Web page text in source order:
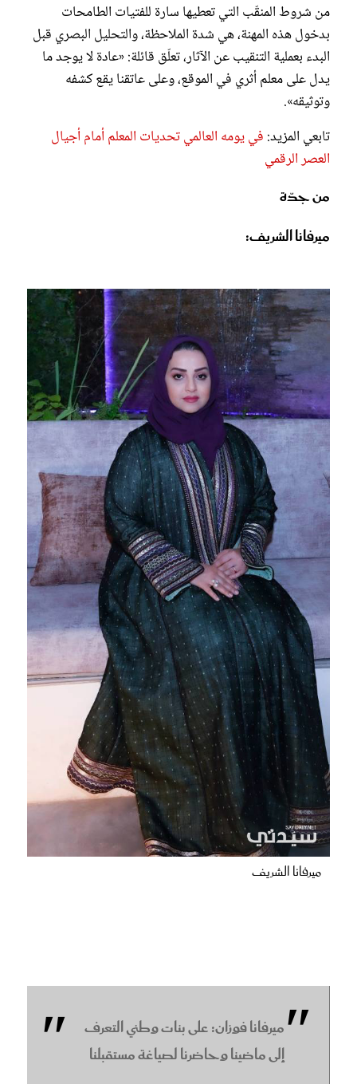
من شروط المنقّب التي تعطيها سارة للفتيات الطامحات
بدخول هذه المهنة، هي شدة الملاحظة، والتحليل البصري قبل
البدء بعملية التنقيب عن الآثار، تعلّق قائلة: «عادة لا يوجد ما
يدل على معلم أثري في الموقع، وعلى عاتقنا يقع كشفه
وتوثيقه».
تابعي المزيد: في يومه العالمي تحديات المعلم أمام أجيال
العصر الرقمي
من جدّة
ميرفانا الشريف:
ميرفانا الشريف
ميرفانا فوزان: على بنات وطني التعرف
إلى ماضينا وحاضرنا لصياغة مستقبلنا